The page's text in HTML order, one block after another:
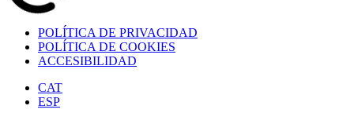
POLÍTICA DE PRIVACIDAD
POLÍTICA DE COOKIES
ACCESIBILIDAD
CAT
ESP